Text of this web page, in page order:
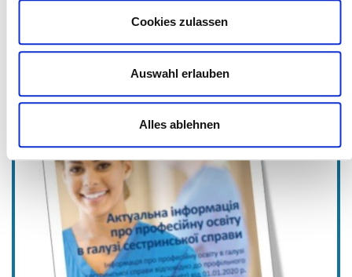
Cookies zulassen
Auswahl erlauben
Alles ablehnen
Folder Pflegeausbildung in
ukrainischer Sprache